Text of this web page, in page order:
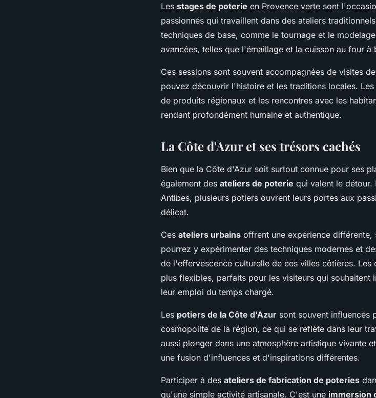
Les stages de poterie en Provence verte sont
passionnés qui travaillent dans des ateliers
techniques de base, comme le tournage et le
avancées, telles que l'émaillage et la cuisson au four à
Ces sessions sont souvent accompagnées de visites
pouvez découvrir l'histoire et les traditions locales.
de produits régionaux et les rencontres avec les
rendant profondément humaine et authentique.
La Côte d'Azur et ses trésors cachés
Bien que la Côte d'Azur soit surtout connue pour ses
également des ateliers de poterie qui valent le détour.
Antibes, plusieurs potiers ouvrent leurs portes aux
délicat.
Ces ateliers urbains offrent une expérience
pourrez y expérimenter des techniques modernes et
de l'effervescence culturelle de ces villes côtières.
plus flexibles, parfaits pour les visiteurs qui souhaitent
leur emploi du temps chargé.
Les potiers de la Côte d'Azur sont souvent influencés
cosmopolite de la région, ce qui se reflète dans leur
aussi plonger dans une atmosphère artistique vivante
une fusion d'influences et d'inspirations différentes.
Participer à des ateliers de fabrication de poteries
qu'une simple activité artisanale. C'est une immersion